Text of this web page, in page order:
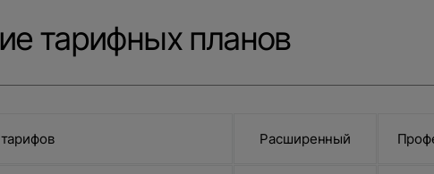
тарифных планов
Расширенный